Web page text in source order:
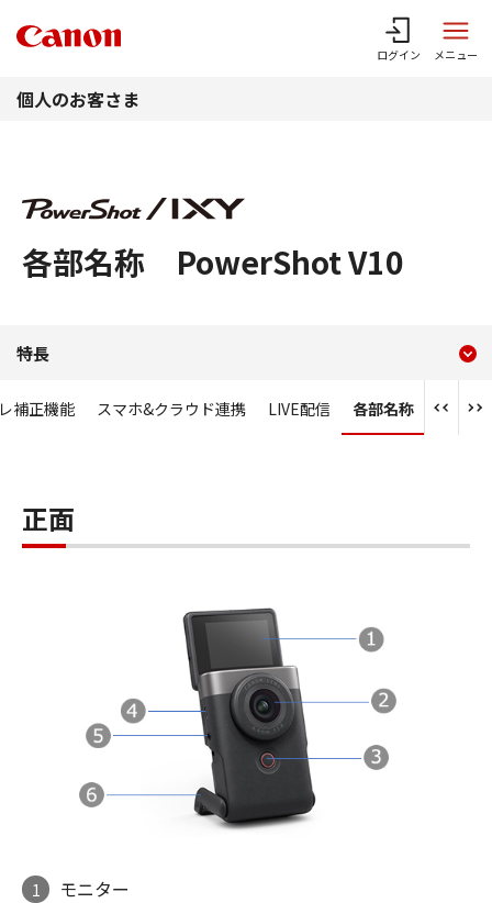
ログイン メニュー
個人のお客さま
各部名称 PowerShot V10
各部名称 PowerShot V10
特長
補正機能 スマホ&クラウド連携 LIVE配信 各部名称
正面
1 モニター